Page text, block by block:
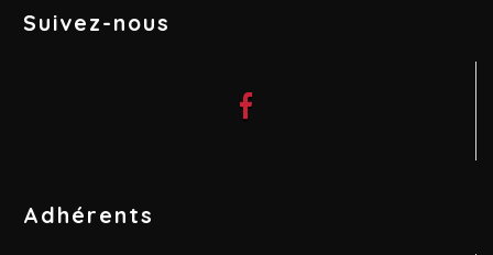
Suivez-nous
Adhérents